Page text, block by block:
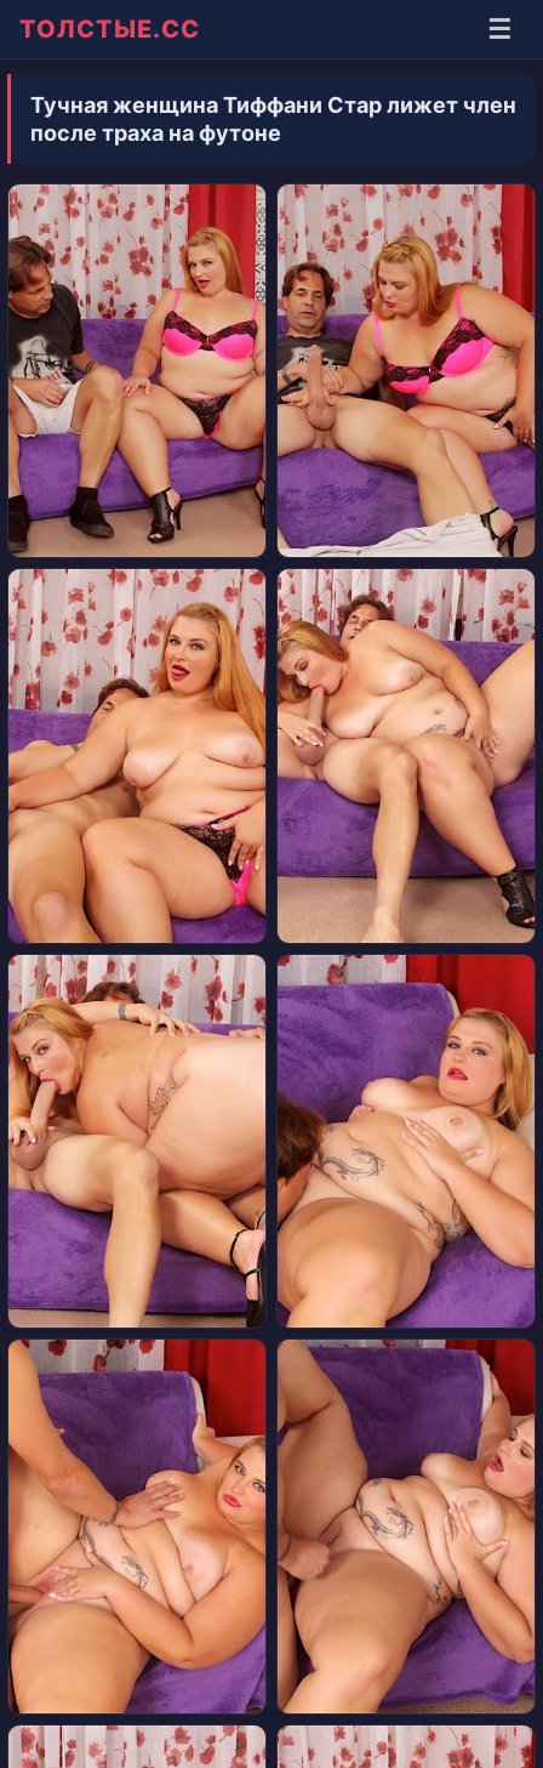
ТОЛСТЫЕ.СС ☰
Тучная женщина Тиффани Стар лижет член
после траха на футоне